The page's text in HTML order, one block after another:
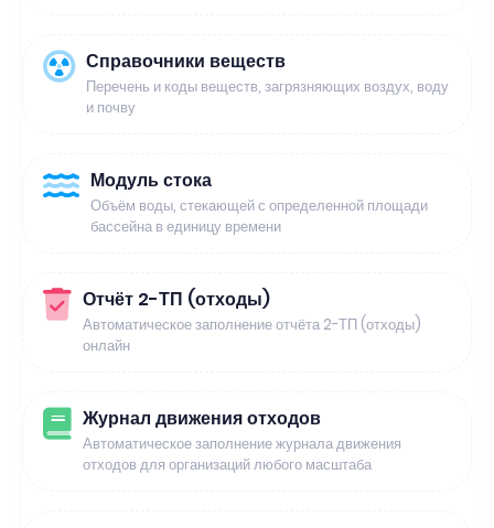
Справочники веществ
Перечень и коды веществ, загрязняющих воздух, воду
и почву
Модуль стока
Объём воды, стекающей с определенной площади
бассейна в единицу времени
Отчёт 2-ТП (отходы)
Автоматическое заполнение отчёта 2-ТП (отходы)
онлайн
Журнал движения отходов
Автоматическое заполнение журнала движения
отходов для организаций любого масштаба